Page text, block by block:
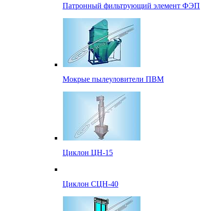
Патронный фильтрующий элемент ФЭП
Мокрые пылеуловители ПВМ
Циклон ЦН-15
Циклон СЦН-40